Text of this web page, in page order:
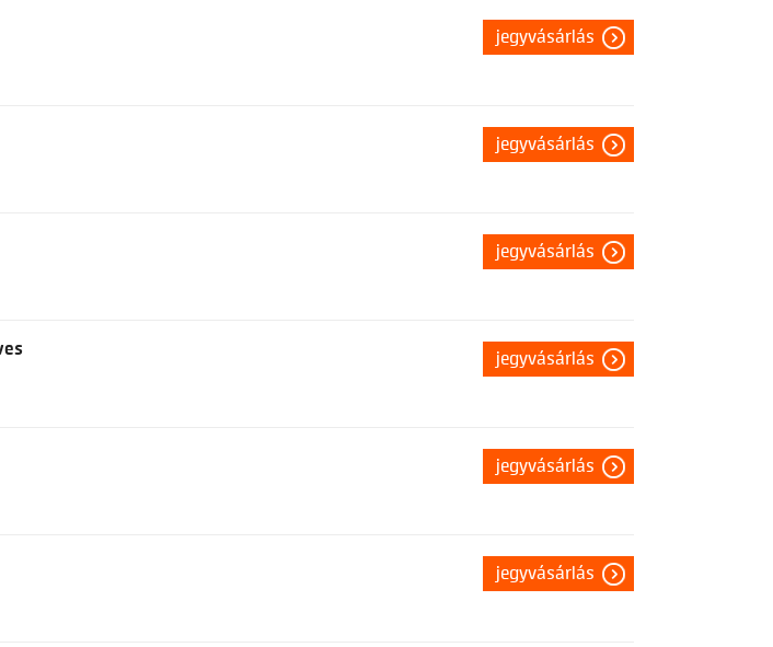
jegyvásárlás
jegyvásárlás
jegyvásárlás
jegyvásárlás
jegyvásárlás
jegyvásárlás